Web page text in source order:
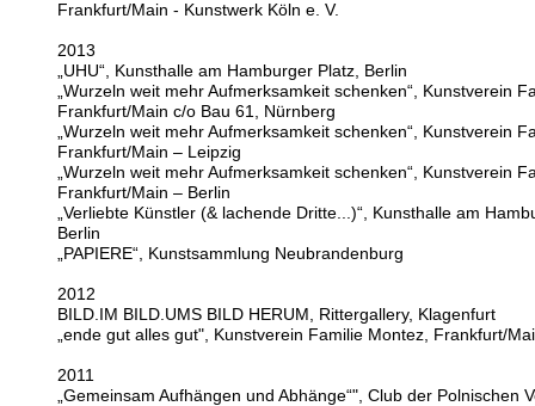
Frankfurt/Main - Kunstwerk Köln e. V.
2013
„UHU“, Kunsthalle am Hamburger Platz, Berlin
„Wurzeln weit mehr Aufmerksamkeit schenken“, Kunstverein
Frankfurt/Main c/o Bau 61, Nürnberg
„Wurzeln weit mehr Aufmerksamkeit schenken“, Kunstverein
Frankfurt/Main – Leipzig
„Wurzeln weit mehr Aufmerksamkeit schenken“, Kunstverein
Frankfurt/Main – Berlin
„Verliebte Künstler (& lachende Dritte...)“, Kunsthalle am
Berlin
„PAPIERE“, Kunstsammlung Neubrandenburg
2012
BILD.IM BILD.UMS BILD HERUM, Rittergallery, Klagenfurt
„ende gut alles gut", Kunstverein Familie Montez, Frankfurt/
2011
„Gemeinsam Aufhängen und Abhänge“", Club der Polnischen